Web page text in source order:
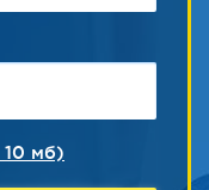
10 мб)